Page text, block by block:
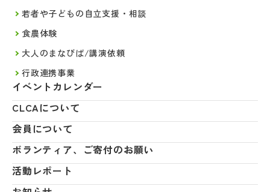
若者や子どもの自立支援・相談
食農体験
大人のまなびば/講演依頼
行政連携事業
イベントカレンダー
CLCAについて
会員について
ボランティア、ご寄付のお願い
活動レポート